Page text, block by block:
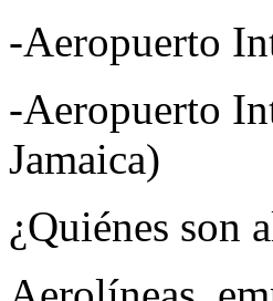
-Aeropuerto
-Aeropuerto
Jamaica)
¿Quiénes son